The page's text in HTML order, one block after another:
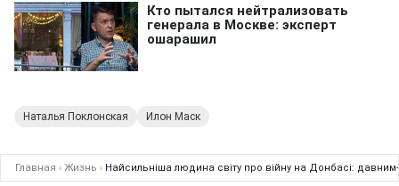
Наталья Поклонская Илон Маск
Главная › Жизнь › Найсильніша людина світу про війну на Донбасі: